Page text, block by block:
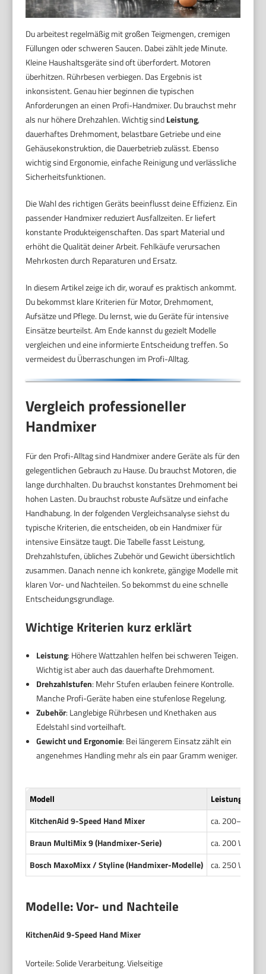
Du arbeitest regelmäßig mit großen Teigmengen, cremigen
Füllungen oder schweren Saucen. Dabei zählt jede Minute.
Kleine Haushaltsgeräte sind oft überfordert. Motoren
überhitzen. Rührbesen verbiegen. Das Ergebnis ist
inkonsistent. Genau hier beginnen die typischen
Anforderungen an einen Profi-Handmixer. Du brauchst mehr
als nur höhere Drehzahlen. Wichtig sindLeistung,
dauerhaftes Drehmoment, belastbare Getriebe und eine
Gehäusekonstruktion, die Dauerbetrieb zulässt. Ebenso
wichtig sind Ergonomie, einfache Reinigung und verlässliche
Sicherheitsfunktionen.
Die Wahl des richtigen Geräts beeinflusst deine Effizienz. Ein
passender Handmixer reduziert Ausfallzeiten. Er liefert
konstante Produkteigenschaften. Das spart Material und
erhöht die Qualität deiner Arbeit. Fehlkäufe verursachen
Mehrkosten durch Reparaturen und Ersatz.
In diesem Artikel zeige ich dir, worauf es praktisch ankommt.
Du bekommst klare Kriterien für Motor, Drehmoment,
Aufsätze und Pflege. Du lernst, wie du Geräte für intensive
Einsätze beurteilst. Am Ende kannst du gezielt Modelle
vergleichen und eine informierte Entscheidung treffen. So
vermeidest du Überraschungen im Profi-Alltag.
Vergleich professioneller
Handmixer
Für den Profi-Alltag sind Handmixer andere Geräte als für den
gelegentlichen Gebrauch zu Hause. Du brauchst Motoren, die
lange durchhalten. Du brauchst konstantes Drehmoment bei
hohen Lasten. Du brauchst robuste Aufsätze und einfache
Handhabung. In der folgenden Vergleichsanalyse siehst du
typische Kriterien, die entscheiden, ob ein Handmixer für
intensive Einsätze taugt. Die Tabelle fasst Leistung,
Drehzahlstufen, übliches Zubehör und Gewicht übersichtlich
zusammen. Danach nenne ich konkrete, gängige Modelle mit
klaren Vor- und Nachteilen. So bekommst du eine schnelle
Entscheidungsgrundlage.
Wichtige Kriterien kurz erklärt
Leistung: Höhere Wattzahlen helfen bei schweren Teigen.
Wichtig ist aber auch das dauerhafte Drehmoment.
Drehzahlstufen: Mehr Stufen erlauben feinere Kontrolle.
Manche Profi-Geräte haben eine stufenlose Regelung.
Zubehör: Langlebige Rührbesen und Knethaken aus
Edelstahl sind vorteilhaft.
Gewicht und Ergonomie: Bei längerem Einsatz zählt ein
angenehmes Handling mehr als ein paar Gramm weniger.
Modell
Leistung (typ.)
KitchenAid 9-Speed Hand Mixer
ca. 200–250 W
Braun MultiMix 9 (Handmixer-Serie)
ca. 200 W
Bosch MaxoMixx / Styline (Handmixer-Modelle)
ca. 250 W
Modelle: Vor- und Nachteile
KitchenAid 9-Speed Hand Mixer
Vorteile: Solide Verarbeitung. Vielseitige